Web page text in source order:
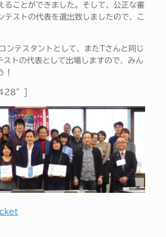
ることができました。そして、公正な審
テストの代表を選出致しましたので、こ
ンテスタントとして、またTさんと同じ
ストの代表として出場しますので、みん
！